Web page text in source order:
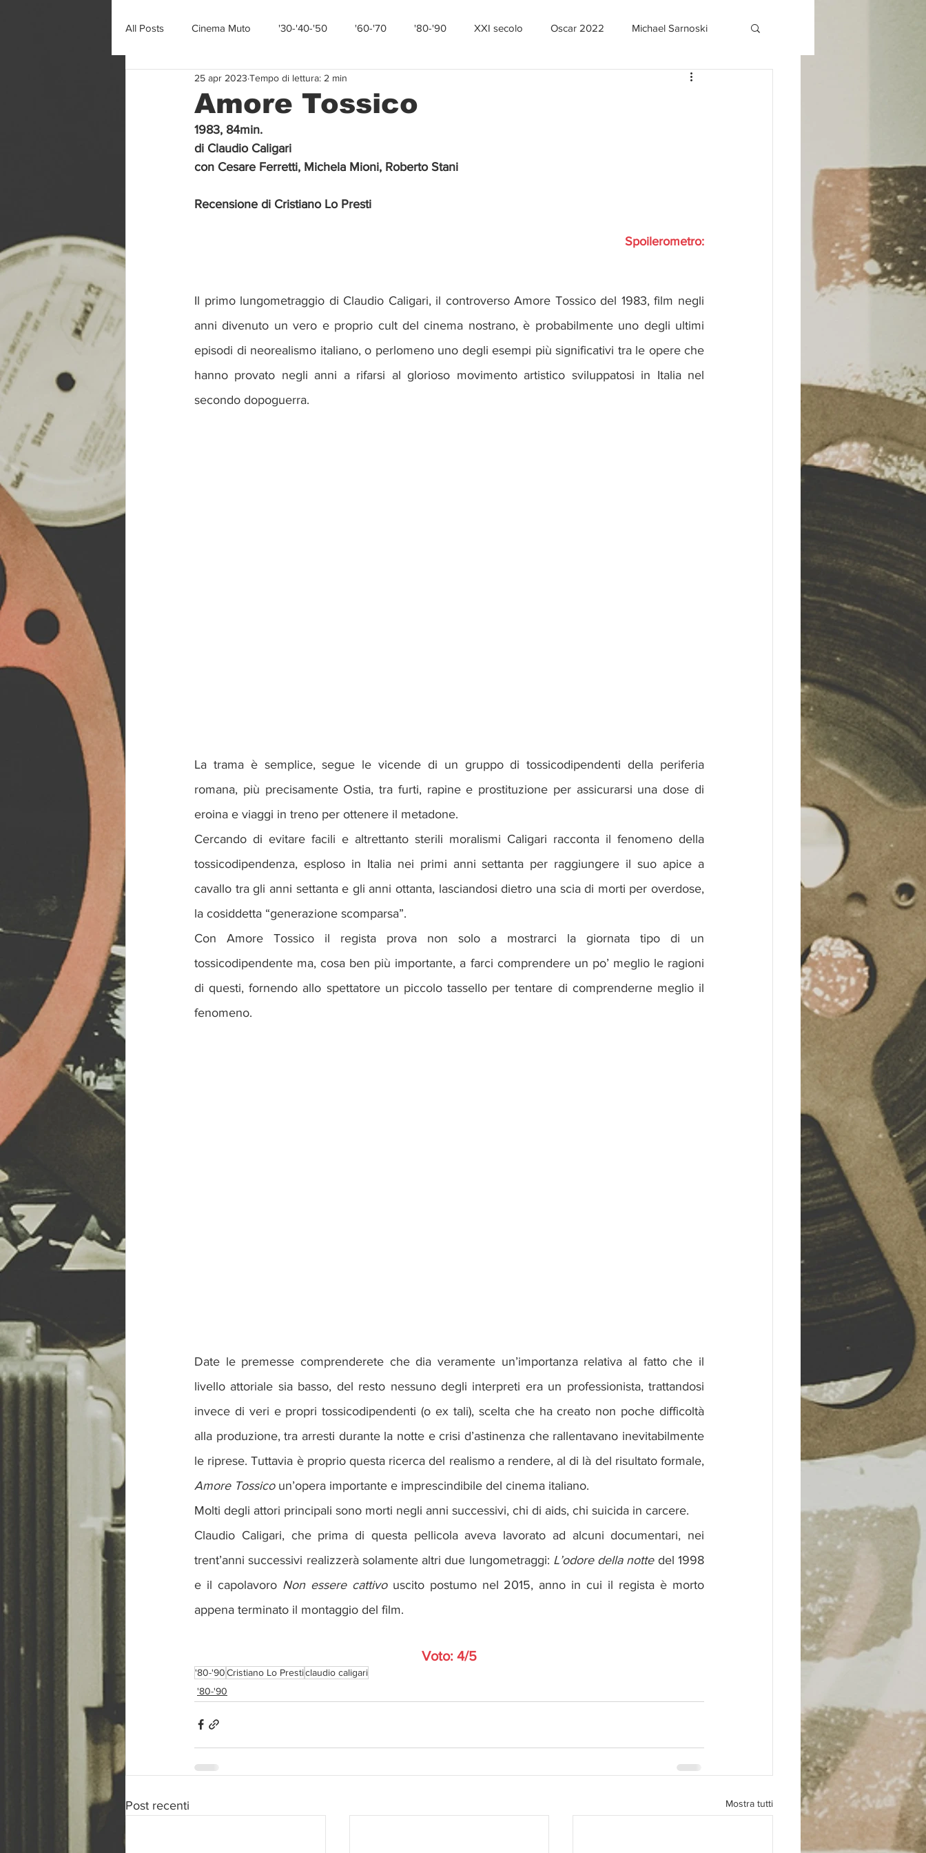
All Posts Cinema Muto '30-'40-'50 '60-'70 '80-'90 XXI secolo Oscar 2022 Michael Sarnoski
Amore Tossico
25 apr 2023 Tempo di lettura: 2 min
1983, 84min.
di Claudio Caligari
con Cesare Ferretti, Michela Mioni, Roberto Stani
Recensione di Cristiano Lo Presti
Spoilerometro:
Il primo lungometraggio di Claudio Caligari, il controverso Amore Tossico del 1983, film negli
anni divenuto un vero e proprio cult del cinema nostrano, è probabilmente uno degli ultimi
episodi di neorealismo italiano, o perlomeno uno degli esempi più significativi tra le opere che
hanno provato negli anni a rifarsi al glorioso movimento artistico sviluppatosi in Italia nel
secondo dopoguerra.
La trama è semplice, segue le vicende di un gruppo di tossicodipendenti della periferia
romana, più precisamente Ostia, tra furti, rapine e prostituzione per assicurarsi una dose di
eroina e viaggi in treno per ottenere il metadone.
Cercando di evitare facili e altrettanto sterili moralismi Caligari racconta il fenomeno della
tossicodipendenza, esploso in Italia nei primi anni settanta per raggiungere il suo apice a
cavallo tra gli anni settanta e gli anni ottanta, lasciandosi dietro una scia di morti per overdose,
la cosiddetta “generazione scomparsa”.
Con Amore Tossico il regista prova non solo a mostrarci la giornata tipo di un
tossicodipendente ma, cosa ben più importante, a farci comprendere un po’ meglio le ragioni
di questi, fornendo allo spettatore un piccolo tassello per tentare di comprenderne meglio il
fenomeno.
Date le premesse comprenderete che dia veramente un’importanza relativa al fatto che il
livello attoriale sia basso, del resto nessuno degli interpreti era un professionista, trattandosi
invece di veri e propri tossicodipendenti (o ex tali), scelta che ha creato non poche difficoltà
alla produzione, tra arresti durante la notte e crisi d’astinenza che rallentavano inevitabilmente
Amore Tossico un’opera importante e imprescindibile del cinema italiano.
Molti degli attori principali sono morti negli anni successivi, chi di aids, chi suicida in carcere.
Claudio Caligari, che prima di questa pellicola aveva lavorato ad alcuni documentari, nei
trent’anni successivi realizzerà solamente altri due lungometraggi: L’odore della notte del 1998
e il capolavoro Non essere cattivo uscito postumo nel 2015, anno in cui il regista è morto
appena terminato il montaggio del film.
Voto: 4/5
'80-'90Cristiano Lo Presticlaudio caligari
'80-'90
Post recenti Mostra tutti